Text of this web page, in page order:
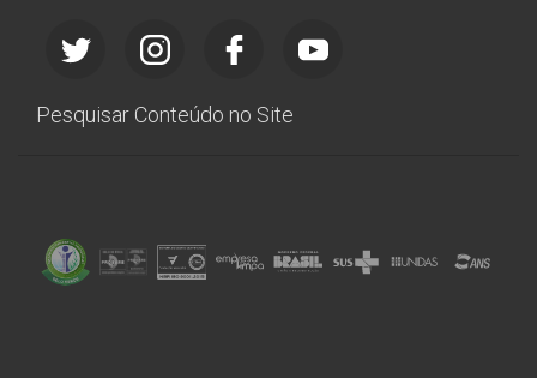
Pesquisar Conteúdo no Site